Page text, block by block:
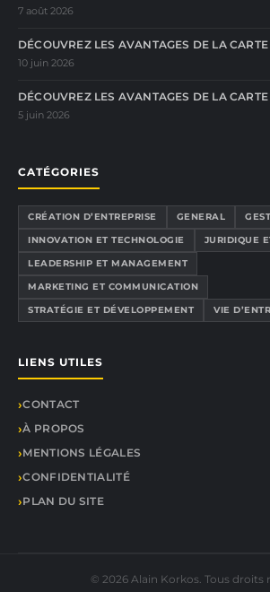
7 août 2026
DÉCOUVREZ LES AVANTAGES DE LA
10 juin 2026
DÉCOUVREZ LES AVANTAGES DE LA
5 juin 2026
CATÉGORIES
CRÉATION D’ENTREPRISE GENERAL
INNOVATION ET TECHNOLOGIE
JURIDIQUE
LEADERSHIP ET MANAGEMENT
MARKETING ET COMMUNICATION
STRATÉGIE ET DÉVELOPPEMENT
VIE
LIENS UTILES
CONTACT
À PROPOS
MENTIONS LÉGALES
CONFIDENTIALITÉ
PLAN DU SITE
© 2026 Alain Korkos. Tous droits